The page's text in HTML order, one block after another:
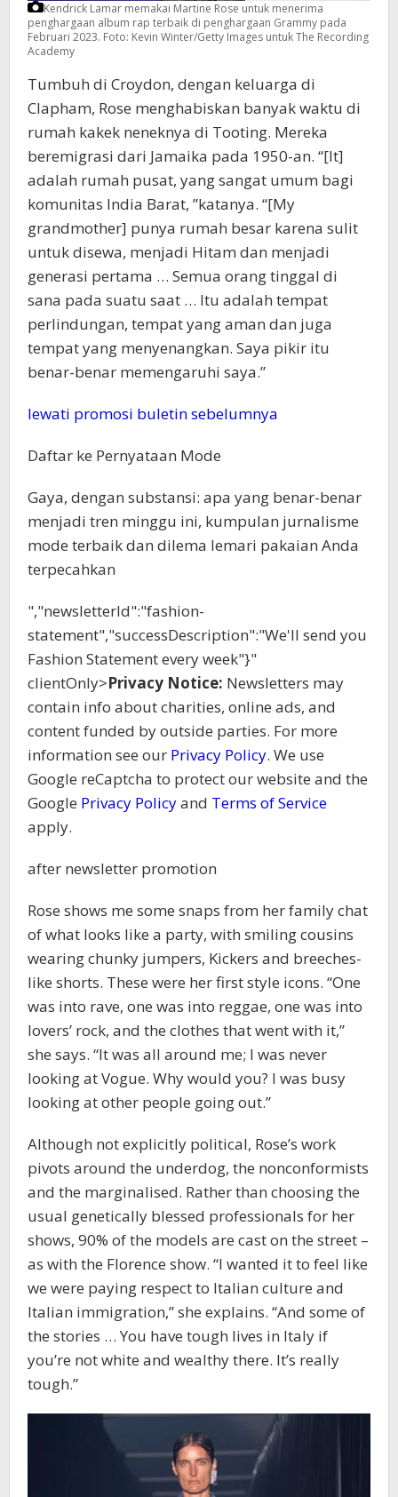
Kendrick Lamar memakai Martine Rose untuk menerima
penghargaan album rap terbaik di penghargaan Grammy pada
Februari 2023. Foto: Kevin Winter/Getty Images untuk The Recording
Academy
Tumbuh di Croydon, dengan keluarga di
Clapham, Rose menghabiskan banyak waktu di
rumah kakek neneknya di Tooting. Mereka
beremigrasi dari Jamaika pada 1950-an. “[It]
adalah rumah pusat, yang sangat umum bagi
komunitas India Barat, ”katanya. “[My
grandmother] punya rumah besar karena sulit
untuk disewa, menjadi Hitam dan menjadi
generasi pertama … Semua orang tinggal di
sana pada suatu saat … Itu adalah tempat
perlindungan, tempat yang aman dan juga
tempat yang menyenangkan. Saya pikir itu
benar-benar memengaruhi saya.”
lewati promosi buletin sebelumnya
Daftar ke Pernyataan Mode
Gaya, dengan substansi: apa yang benar-benar
menjadi tren minggu ini, kumpulan jurnalisme
mode terbaik dan dilema lemari pakaian Anda
terpecahkan
","newsletterId":"fashion-
statement","successDescription":"We'll send you
Fashion Statement every week"}"
clientOnly>Privacy Notice: Newsletters may
contain info about charities, online ads, and
content funded by outside parties. For more
information see our Privacy Policy. We use
Google reCaptcha to protect our website and the
Google Privacy Policyand Terms of Service
apply.
after newsletter promotion
Rose shows me some snaps from her family chat
of what looks like a party, with smiling cousins
wearing chunky jumpers, Kickers and breeches-
like shorts. These were her first style icons. “One
was into rave, one was into reggae, one was into
lovers’ rock, and the clothes that went with it,”
she says. “It was all around me; I was never
looking at Vogue. Why would you? I was busy
looking at other people going out.”
Although not explicitly political, Rose’s work
pivots around the underdog, the nonconformists
and the marginalised. Rather than choosing the
usual genetically blessed professionals for her
shows, 90% of the models are cast on the street –
as with the Florence show. “I wanted it to feel like
we were paying respect to Italian culture and
Italian immigration,” she explains. “And some of
the stories … You have tough lives in Italy if
you’re not white and wealthy there. It’s really
tough.”